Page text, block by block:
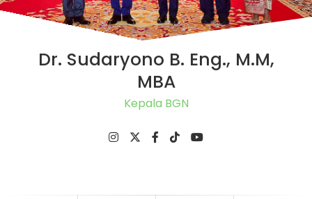
Dr. Sudaryono B. Eng., M.M,
MBA
Kepala BGN